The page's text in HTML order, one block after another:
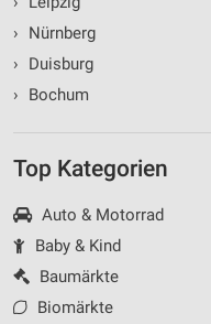
›
Nürnberg
›
Duisburg
›
Bochum
Top Kategorien
Auto & Motorrad
Baby & Kind
Baumärkte
Biomärkte